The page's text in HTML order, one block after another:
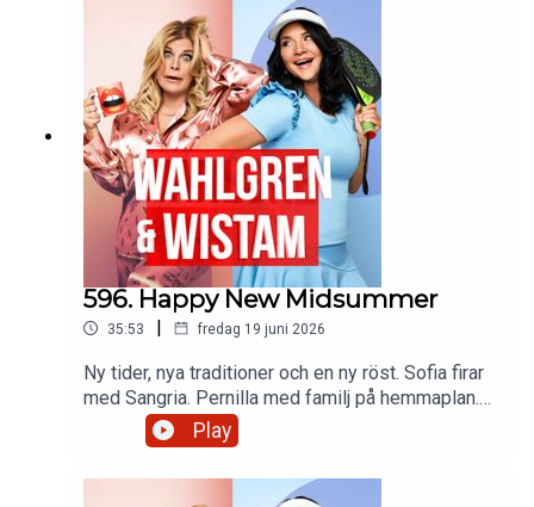
596. Happy New Midsummer
35:53 | fredag 19 juni 2026
Ny tider, nya traditioner och en ny röst. Sofia firar
med Sangria. Pernilla med familj på hemmaplan.
Hot Girl VM-sommar får sin förklaring. Och vi ger
våra bästa råd till unga hungriga. Glad
midsommar!
Play